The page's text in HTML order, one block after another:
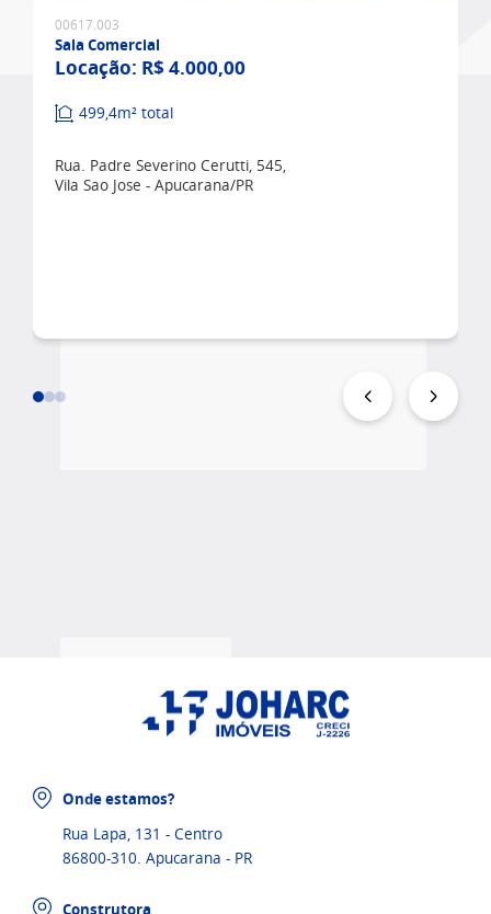
00617.003
Sala Comercial
Locação: R$ 4.000,00
499,4m² total
Rua. Padre Severino Cerutti, 545,
Vila Sao Jose - Apucarana/PR
Onde estamos?
Rua Lapa, 131 - Centro
86800-310. Apucarana - PR
Construtora